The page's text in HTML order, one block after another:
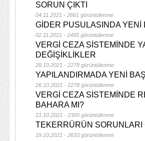
SORUN ÇIKTI
04.11.2021 - 2661 görüntülenme
GİDER PUSULASINDA YENİ
02.11.2021 - 2495 görüntülenme
VERGİ CEZA SİSTEMİNDE
DEĞİŞİKLİKLER
28.10.2021 - 2278 görüntülenme
YAPILANDIRMADA YENİ
26.10.2021 - 2278 görüntülenme
VERGİ CEZA SİSTEMİNDE
BAHARA MI?
21.10.2021 - 2300 görüntülenme
TEKERRÜRÜN SORUNLARI
19.10.2021 - 2633 görüntülenme